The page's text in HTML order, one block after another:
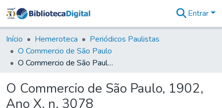
&
Coleções
Tudo na
Biblioteca
Estatísticas
Entrar
Início Hemeroteca
Periódicos Paulistas
O Commercio de São Paulo
O Commercio de São Paulo, 1902, Ano X, n. 3078
O Commercio de São Paulo, 1902,
Ano X, n. 3078